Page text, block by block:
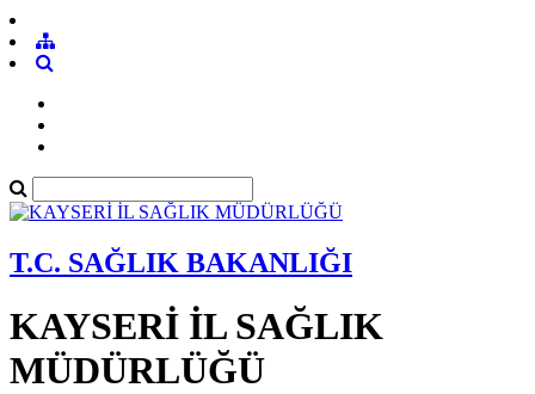
T.C. SAĞLIK BAKANLIĞI
KAYSERİ İL SAĞLIK
MÜDÜRLÜĞÜ